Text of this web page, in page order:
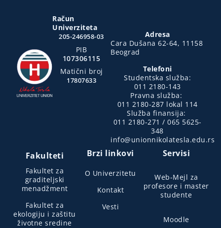
Račun
Univerziteta
205-246958-03
PIB
107306115
Matični broj
17807633
Adresa
Cara Dušana 62-64, 11158
Beograd
Telefoni
Studentska služba:
011 2180-143
Pravna služba:
011 2180-287 lokal 114
Služba finansija:
011 2180-271 / 065 5625-
348
info@unionnikolatesla.edu.rs
Fakulteti
Fakultet za
graditeljski
menadžment
Fakultet za
ekologiju i zaštitu
životne sredine
Brzi linkovi
O Univerzitetu
Kontakt
Vesti
Servisi
Web-Mejl za
profesore i master
studente
Moodle